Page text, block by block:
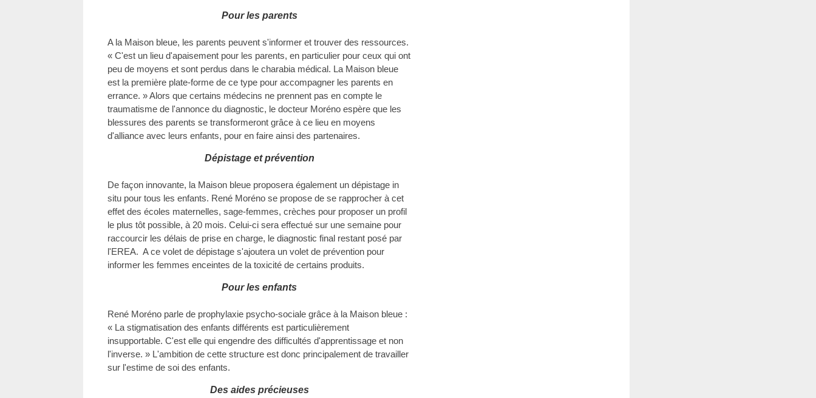
Pour les parents
A la Maison bleue, les parents peuvent s'informer et trouver des ressources.
« C'est un lieu d'apaisement pour les parents, en particulier pour ceux qui ont
peu de moyens et sont perdus dans le charabia médical. La Maison bleue
est la première plate-forme de ce type pour accompagner les parents en
errance. » Alors que certains médecins ne prennent pas en compte le
traumatisme de l'annonce du diagnostic, le docteur Moréno espère que les
blessures des parents se transformeront grâce à ce lieu en moyens
d'alliance avec leurs enfants, pour en faire ainsi des partenaires.
Dépistage et prévention
De façon innovante, la Maison bleue proposera également un dépistage in
situ pour tous les enfants. René Moréno se propose de se rapprocher à cet
effet des écoles maternelles, sage-femmes, crèches pour proposer un profil
le plus tôt possible, à 20 mois. Celui-ci sera effectué sur une semaine pour
raccourcir les délais de prise en charge, le diagnostic final restant posé par
l'EREA. A ce volet de dépistage s'ajoutera un volet de prévention pour
informer les femmes enceintes de la toxicité de certains produits.
Pour les enfants
René Moréno parle de prophylaxie psycho-sociale grâce à la Maison bleue :
« La stigmatisation des enfants différents est particulièrement
insupportable. C'est elle qui engendre des difficultés d'apprentissage et non
l'inverse. » L'ambition de cette structure est donc principalement de travailler
sur l'estime de soi des enfants.
Des aides précieuses